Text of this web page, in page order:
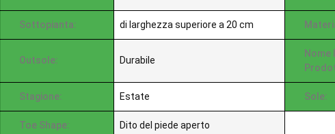
Sottopianta: di larghezza superiore a 20 cm
Outsole: Durabile
Nome
Stagione: Estate Sole:
Toe Shape: Dito del piede aperto